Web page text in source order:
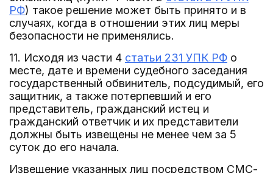
РФ) такое решение может быть принято и в
случаях, когда в отношении этих лиц меры
безопасности не применялись.
11. Исходя из части 4 статьи 231 УПК РФ о
месте, дате и времени судебного заседания
государственный обвинитель, подсудимый, его
защитник, а также потерпевший и его
представитель, гражданский истец и
гражданский ответчик и их представители
должны быть извещены не менее чем за 5
суток до его начала.
Извещение указанных лиц посредством СМС-